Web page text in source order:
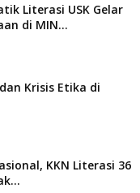
Literasi USK Gelar
di MIN...
Krisis Etika di
KKN Literasi 36